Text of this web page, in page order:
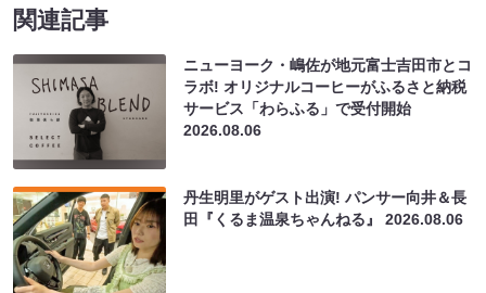
関連記事
ニューヨーク・嶋佐が地元富士吉田市とコ
ラボ! オリジナルコーヒーがふるさと納税
サービス「わらふる」で受付開始
2026.08.06
丹生明里がゲスト出演! パンサー向井＆長
田『くるま温泉ちゃんねる』2026.08.06